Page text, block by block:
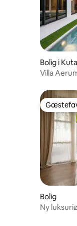
Bolig i
Villa
Bolig
Ny